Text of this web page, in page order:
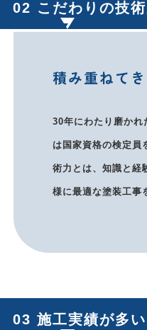
02 こだわりの技術
積み重ねて
30年にわたり磨かれ
は国家資格の検定員
術力とは、知識と経
様に最適な塗装工事
03 施工実績が多い